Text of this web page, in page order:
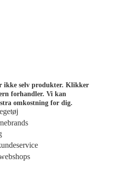
ikke selv produkter. Klikker
forhandler. Vi kan
omkostning for dig.